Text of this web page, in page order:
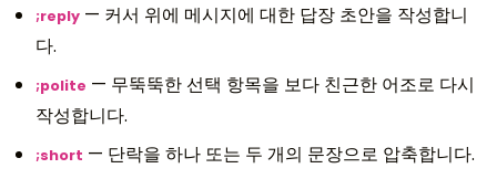
;reply — 커서 위에 메시지에 대한 답장 초안을 작성합니
다.
;polite — 무뚝뚝한 선택 항목을 보다 친근한 어조로 다시
작성합니다.
;short — 단락을 하나 또는 두 개의 문장으로 압축합니다.